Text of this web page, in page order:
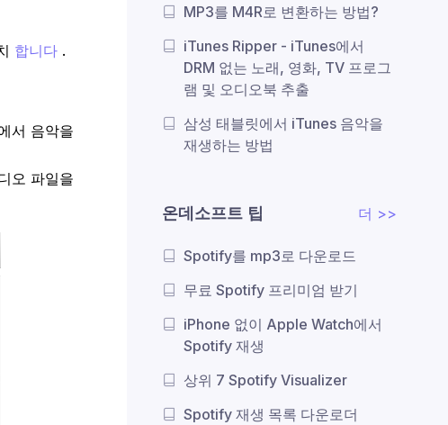
합니다 .
서 음악을
오 파일을
MP3를 M4R로 변환하는 방법?
iTunes Ripper - iTunes에서
DRM 없는 노래, 영화, TV 프로그
램 및 오디오북 추출
삼성 태블릿에서 iTunes 음악을
재생하는 방법
온데소프트 팁 더 >>
Spotify를 mp3로 다운로드
무료 Spotify 프리미엄 받기
iPhone 없이 Apple Watch에서
Spotify 재생
상위 7 Spotify Visualizer
Spotify 재생 목록 다운로더